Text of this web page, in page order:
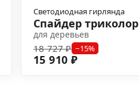
Светодиодная гирлянда
Спайдер триколор
для деревьев
18 727 ₽ −15%
15 910 ₽